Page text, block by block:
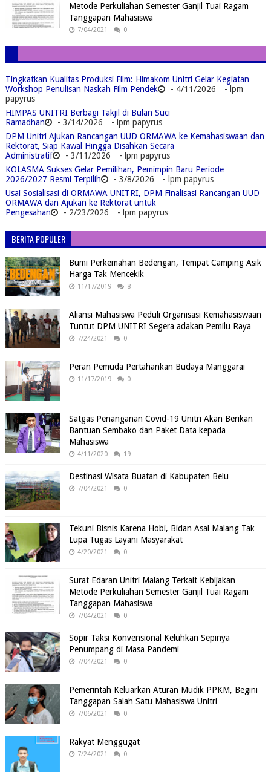
Metode Perkuliahan Semester Ganjil Tuai Ragam
Tanggapan Mahasiswa
7/04/2021 0
Tingkatkan Kualitas Produksi Film: Himakom Unitri Gelar Kegiatan
Workshop Penulisan Naskah Film Pendek
- 4/11/2026
- lpm
papyrus
HIMPAS UNITRI Berbagi Takjil di Bulan Suci
Ramadhan
- 3/14/2026
- lpm papyrus
DPM Unitri Ajukan Rancangan UUD ORMAWA ke Kemahasiswaan dan
Rektorat, Siap Kawal Hingga Disahkan Secara
Administratif
- 3/11/2026
- lpm papyrus
KOLASMA Sukses Gelar Pemilihan, Pemimpin Baru Periode
2026/2027 Resmi Terpilih
- 3/8/2026
- lpm papyrus
Usai Sosialisasi di ORMAWA UNITRI, DPM Finalisasi Rancangan UUD
ORMAWA dan Ajukan ke Rektorat untuk
Pengesahan
- 2/23/2026 - lpm papyrus
BERITA POPULER
Bumi Perkemahan Bedengan, Tempat Camping Asik
Harga Tak Mencekik
11/17/2019 8
Aliansi Mahasiswa Peduli Organisasi Kemahasiswaan
Tuntut DPM UNITRI Segera adakan Pemilu Raya
7/24/2021 0
Peran Pemuda Pertahankan Budaya Manggarai
11/17/2019 0
Satgas Penanganan Covid-19 Unitri Akan Berikan
Bantuan Sembako dan Paket Data kepada
Mahasiswa
4/11/2020 19
Destinasi Wisata Buatan di Kabupaten Belu
7/04/2021 0
Tekuni Bisnis Karena Hobi, Bidan Asal Malang Tak
Lupa Tugas Layani Masyarakat
4/20/2021 0
Surat Edaran Unitri Malang Terkait Kebijakan
Metode Perkuliahan Semester Ganjil Tuai Ragam
Tanggapan Mahasiswa
7/04/2021 0
Sopir Taksi Konvensional Keluhkan Sepinya
Penumpang di Masa Pandemi
7/04/2021 0
Pemerintah Keluarkan Aturan Mudik PPKM, Begini
Tanggapan Salah Satu Mahasiswa Unitri
7/06/2021 0
Rakyat Menggugat
7/24/2021 0